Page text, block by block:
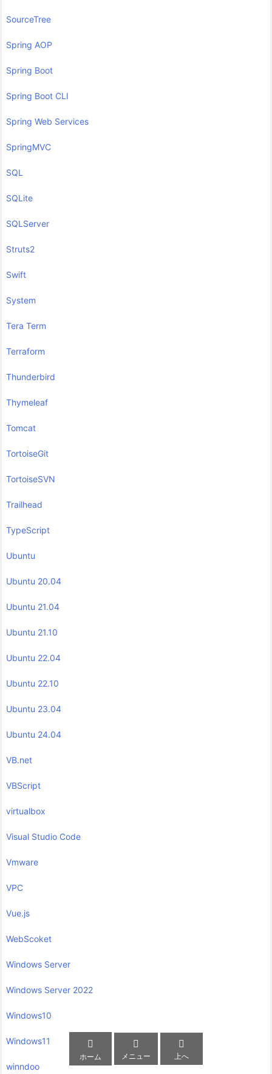
SourceTree
Spring AOP
Spring Boot
Spring Boot CLI
Spring Web Services
SpringMVC
SQL
SQLite
SQLServer
Struts2
Swift
System
Tera Term
Terraform
Thunderbird
Thymeleaf
Tomcat
TortoiseGit
TortoiseSVN
Trailhead
TypeScript
Ubuntu
Ubuntu 20.04
Ubuntu 21.04
Ubuntu 21.10
Ubuntu 22.04
Ubuntu 22.10
Ubuntu 23.04
Ubuntu 24.04
VB.net
VBScript
virtualbox
Visual Studio Code
Vmware
VPC
Vue.js
WebScoket
Windows Server
Windows Server 2022
Windows10
Windows11
winndoo

ホーム

メニュー

上へ